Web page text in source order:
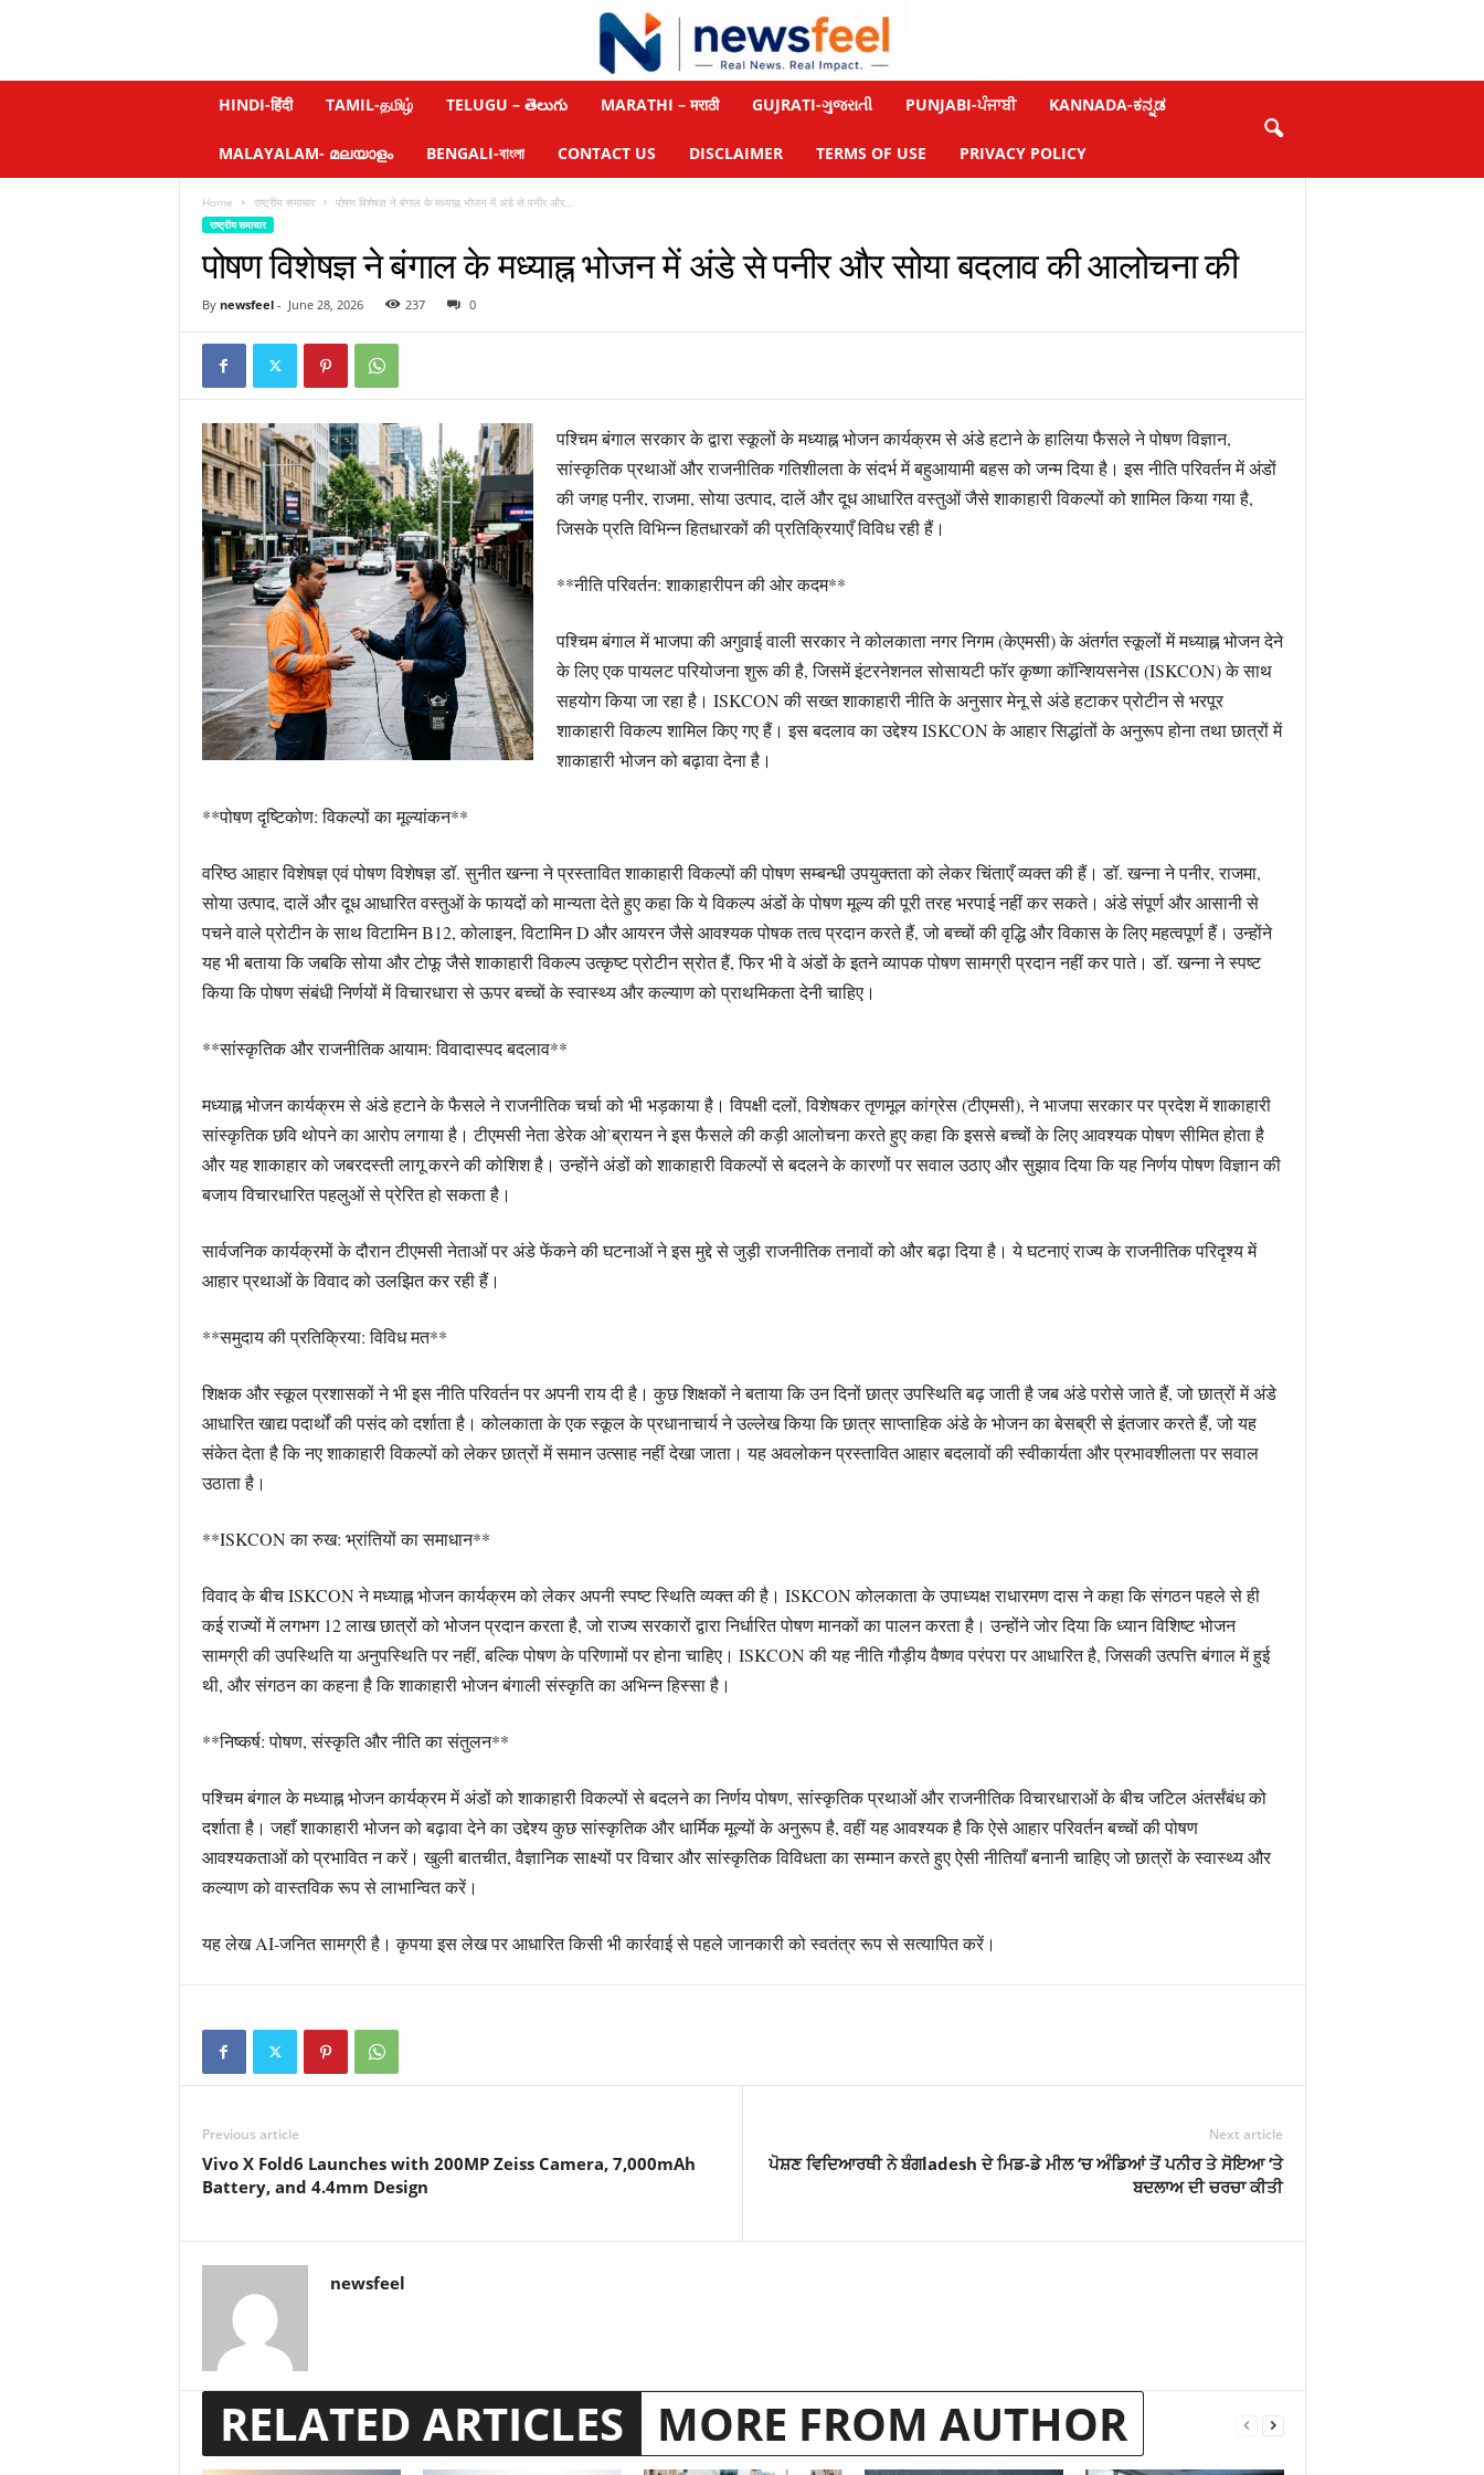
HINDI-हिंदी TAMIL-தமிழ் TELUGU – తెలుగు MARATHI – मराठी GUJRATI-ગુજરાતી PUNJABI-ਪੰਜਾਬੀ KANNADA-ಕನ್ನಡ
MALAYALAM- മലയാളം BENGALI-বাংলা CONTACT US DISCLAIMER TERMS OF USE PRIVACY POLICY
Home राष्ट्रीय समाचार पोषण विशेषज्ञ ने बंगाल के मध्याह्न भोजन में अंडे से पनीर और...
राष्ट्रीय समाचार
पोषण विशेषज्ञ ने बंगाल के मध्याह्न भोजन में अंडे से पनीर और सोया बदलाव की आलोचना की
By newsfeel- June 28, 2026 237 0
पश्चिम बंगाल सरकार के द्वारा स्कूलों के मध्याह्न भोजन कार्यक्रम से अंडे हटाने के हालिया फैसले ने पोषण विज्ञान,
सांस्कृतिक प्रथाओं और राजनीतिक गतिशीलता के संदर्भ में बहुआयामी बहस को जन्म दिया है। इस नीति परिवर्तन में अंडों
की जगह पनीर, राजमा, सोया उत्पाद, दालें और दूध आधारित वस्तुओं जैसे शाकाहारी विकल्पों को शामिल किया गया है,
जिसके प्रति विभिन्न हितधारकों की प्रतिक्रियाएँ विविध रही हैं।
**नीति परिवर्तन: शाकाहारीपन की ओर कदम**
पश्चिम बंगाल में भाजपा की अगुवाई वाली सरकार ने कोलकाता नगर निगम (केएमसी) के अंतर्गत स्कूलों में मध्याह्न भोजन देने
के लिए एक पायलट परियोजना शुरू की है, जिसमें इंटरनेशनल सोसायटी फॉर कृष्णा कॉन्शियसनेस (ISKCON) के साथ
सहयोग किया जा रहा है। ISKCON की सख्त शाकाहारी नीति के अनुसार मेनू से अंडे हटाकर प्रोटीन से भरपूर
शाकाहारी विकल्प शामिल किए गए हैं। इस बदलाव का उद्देश्य ISKCON के आहार सिद्धांतों के अनुरूप होना तथा छात्रों में
शाकाहारी भोजन को बढ़ावा देना है।
**पोषण दृष्टिकोण: विकल्पों का मूल्यांकन**
वरिष्ठ आहार विशेषज्ञ एवं पोषण विशेषज्ञ डॉ. सुनीत खन्ना ने प्रस्तावित शाकाहारी विकल्पों की पोषण सम्बन्धी उपयुक्तता को लेकर चिंताएँ व्यक्त की हैं। डॉ. खन्ना ने पनीर, राजमा,
सोया उत्पाद, दालें और दूध आधारित वस्तुओं के फायदों को मान्यता देते हुए कहा कि ये विकल्प अंडों के पोषण मूल्य की पूरी तरह भरपाई नहीं कर सकते। अंडे संपूर्ण और आसानी से
पचने वाले प्रोटीन के साथ विटामिन B12, कोलाइन, विटामिन D और आयरन जैसे आवश्यक पोषक तत्व प्रदान करते हैं, जो बच्चों की वृद्धि और विकास के लिए महत्वपूर्ण हैं। उन्होंने
यह भी बताया कि जबकि सोया और टोफू जैसे शाकाहारी विकल्प उत्कृष्ट प्रोटीन स्रोत हैं, फिर भी वे अंडों के इतने व्यापक पोषण सामग्री प्रदान नहीं कर पाते। डॉ. खन्ना ने स्पष्ट
किया कि पोषण संबंधी निर्णयों में विचारधारा से ऊपर बच्चों के स्वास्थ्य और कल्याण को प्राथमिकता देनी चाहिए।
**सांस्कृतिक और राजनीतिक आयाम: विवादास्पद बदलाव**
मध्याह्न भोजन कार्यक्रम से अंडे हटाने के फैसले ने राजनीतिक चर्चा को भी भड़काया है। विपक्षी दलों, विशेषकर तृणमूल कांग्रेस (टीएमसी), ने भाजपा सरकार पर प्रदेश में शाकाहारी
सांस्कृतिक छवि थोपने का आरोप लगाया है। टीएमसी नेता डेरेक ओ’ब्रायन ने इस फैसले की कड़ी आलोचना करते हुए कहा कि इससे बच्चों के लिए आवश्यक पोषण सीमित होता है
और यह शाकाहार को जबरदस्ती लागू करने की कोशिश है। उन्होंने अंडों को शाकाहारी विकल्पों से बदलने के कारणों पर सवाल उठाए और सुझाव दिया कि यह निर्णय पोषण विज्ञान की
बजाय विचारधारित पहलुओं से प्रेरित हो सकता है।
सार्वजनिक कार्यक्रमों के दौरान टीएमसी नेताओं पर अंडे फेंकने की घटनाओं ने इस मुद्दे से जुड़ी राजनीतिक तनावों को और बढ़ा दिया है। ये घटनाएं राज्य के राजनीतिक परिदृश्य में
आहार प्रथाओं के विवाद को उलझित कर रही हैं।
**समुदाय की प्रतिक्रिया: विविध मत**
शिक्षक और स्कूल प्रशासकों ने भी इस नीति परिवर्तन पर अपनी राय दी है। कुछ शिक्षकों ने बताया कि उन दिनों छात्र उपस्थिति बढ़ जाती है जब अंडे परोसे जाते हैं, जो छात्रों में अंडे
आधारित खाद्य पदार्थों की पसंद को दर्शाता है। कोलकाता के एक स्कूल के प्रधानाचार्य ने उल्लेख किया कि छात्र साप्ताहिक अंडे के भोजन का बेसब्री से इंतजार करते हैं, जो यह
संकेत देता है कि नए शाकाहारी विकल्पों को लेकर छात्रों में समान उत्साह नहीं देखा जाता। यह अवलोकन प्रस्तावित आहार बदलावों की स्वीकार्यता और प्रभावशीलता पर सवाल
उठाता है।
**ISKCON का रुख: भ्रांतियों का समाधान**
विवाद के बीच ISKCON ने मध्याह्न भोजन कार्यक्रम को लेकर अपनी स्पष्ट स्थिति व्यक्त की है। ISKCON कोलकाता के उपाध्यक्ष राधारमण दास ने कहा कि संगठन पहले से ही
कई राज्यों में लगभग 12 लाख छात्रों को भोजन प्रदान करता है, जो राज्य सरकारों द्वारा निर्धारित पोषण मानकों का पालन करता है। उन्होंने जोर दिया कि ध्यान विशिष्ट भोजन
सामग्री की उपस्थिति या अनुपस्थिति पर नहीं, बल्कि पोषण के परिणामों पर होना चाहिए। ISKCON की यह नीति गौड़ीय वैष्णव परंपरा पर आधारित है, जिसकी उत्पत्ति बंगाल में हुई
थी, और संगठन का कहना है कि शाकाहारी भोजन बंगाली संस्कृति का अभिन्न हिस्सा है।
**निष्कर्ष: पोषण, संस्कृति और नीति का संतुलन**
पश्चिम बंगाल के मध्याह्न भोजन कार्यक्रम में अंडों को शाकाहारी विकल्पों से बदलने का निर्णय पोषण, सांस्कृतिक प्रथाओं और राजनीतिक विचारधाराओं के बीच जटिल अंतर्संबंध को
दर्शाता है। जहाँ शाकाहारी भोजन को बढ़ावा देने का उद्देश्य कुछ सांस्कृतिक और धार्मिक मूल्यों के अनुरूप है, वहीं यह आवश्यक है कि ऐसे आहार परिवर्तन बच्चों की पोषण
आवश्यकताओं को प्रभावित न करें। खुली बातचीत, वैज्ञानिक साक्ष्यों पर विचार और सांस्कृतिक विविधता का सम्मान करते हुए ऐसी नीतियाँ बनानी चाहिए जो छात्रों के स्वास्थ्य और
कल्याण को वास्तविक रूप से लाभान्वित करें।
यह लेख AI-जनित सामग्री है। कृपया इस लेख पर आधारित किसी भी कार्रवाई से पहले जानकारी को स्वतंत्र रूप से सत्यापित करें।
Previous article
Vivo X Fold6 Launches with 200MP Zeiss Camera, 7,000mAh
Battery, and 4.4mm Design
Next article
ਪੋਸ਼ਣ ਵਿਦਿਆਰਥੀ ਨੇ ਬੰਗladesh ਦੇ ਮਿਡ-ਡੇ ਮੀਲ ‘ਚ ਅੰਡਿਆਂ ਤੋਂ ਪਨੀਰ ਤੇ ਸੋਇਆ ‘ਤੇ
ਬਦਲਾਅ ਦੀ ਚਰਚਾ ਕੀਤੀ
newsfeel
RELATED ARTICLES MORE FROM AUTHOR